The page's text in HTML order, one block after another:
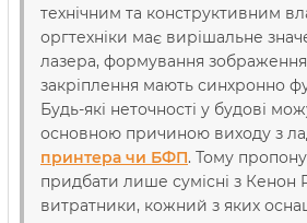
технічним та конструктивним
оргтехніки має вирішальне
лазера, формування зображення
закріплення мають синхронно
Будь-які неточності у будові
основною причиною виходу з
принтера чи БФП. Тому
придбати лише сумісні з Кенон
витратники, кожний з яких